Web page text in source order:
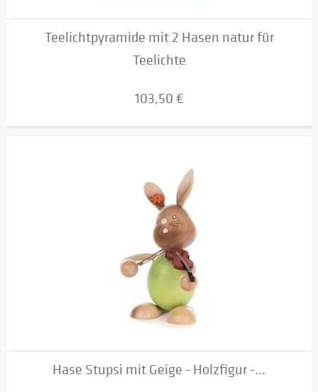
Teelichtpyramide mit 2 Hasen natur für
Teelichte
103,50 €
Hase Stupsi mit Geige - Holzfigur -...